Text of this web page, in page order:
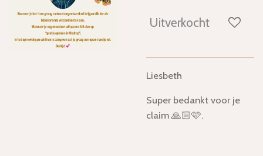
Uitverkocht
Liesbeth
Super bedankt voor je
claim 🙏🏻🩷.